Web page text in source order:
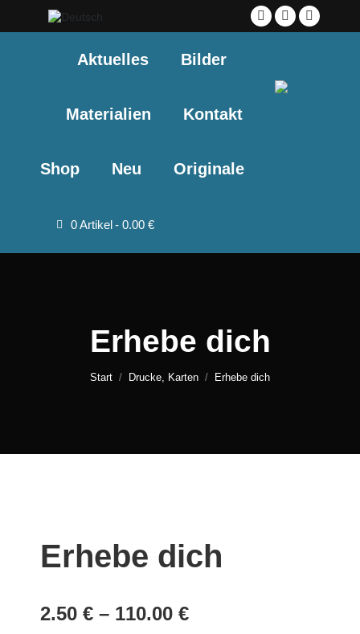
Facebook
YouTube
in
Aktuelles Bilder
Materialien Kontakt
Shop Neu Originale
0 Artikel 0.00 €
Erhebe dich
Sie befinden sich hier:
Start Drucke, Karten Erhebe dich
Erhebe dich
2.50 € – 110.00 €